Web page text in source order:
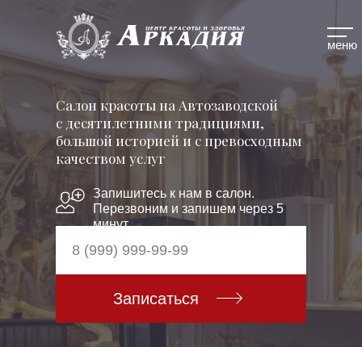
Cалон красоты на Автозаводской
с десятилетними традициями,
большой историей и с превосходным
качеством услуг
Запишитесь к нам в салон.
Перезвоним и запишем через 5
минут.
Записаться
меню